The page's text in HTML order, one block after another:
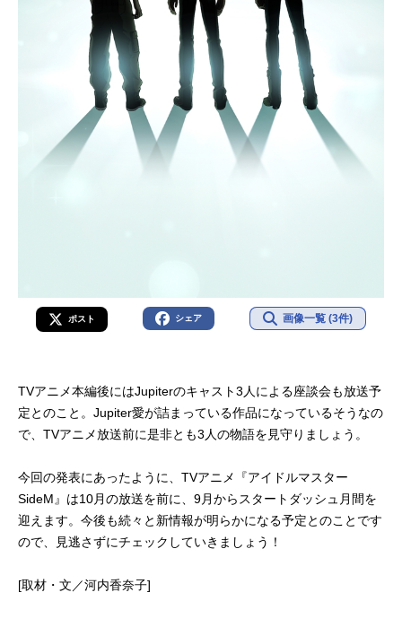
ポスト シェア 画像一覧 (3件)
TVアニメ本編後にはJupiterのキャスト3人による座談会も放送予
定とのこと。Jupiter愛が詰まっている作品になっているそうなの
で、TVアニメ放送前に是非とも3人の物語を見守りましょう。
今回の発表にあったように、TVアニメ『アイドルマスター
SideM』は10月の放送を前に、9月からスタートダッシュ月間を
迎えます。今後も続々と新情報が明らかになる予定とのことです
ので、見逃さずにチェックしていきましょう！
[取材・文／河内香奈子]